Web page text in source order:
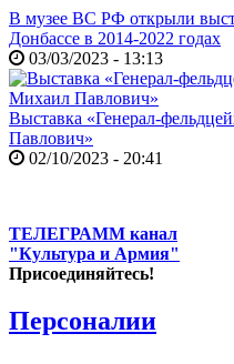
В музее ВС РФ открыли
Донбассе в 2014-2022 годах
03/03/2023 - 13:13
Выставка «Генерал-
Павлович»
02/10/2023 - 20:41
ТЕЛЕГРАММ канал
"Культура и Армия"
Присоединяйтесь!
Персоналии